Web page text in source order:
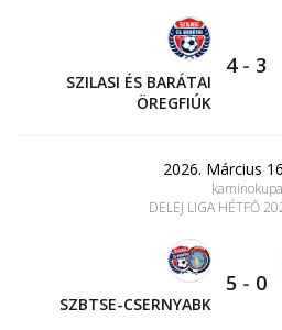
SZILASI ÉS BARÁTAI
ÖREGFIÚK
4- 3
2026. Március
kaminokupa
DELEJ LIGA HÉTFŐ
SZBTSE-CSERNYABK
5 - 0